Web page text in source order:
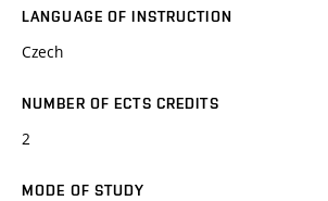
LANGUAGE OF INSTRUCTION
Czech
NUMBER OF ECTS CREDITS
2
MODE OF STUDY